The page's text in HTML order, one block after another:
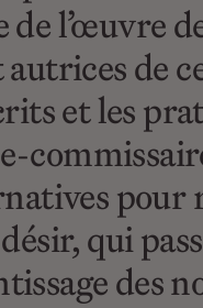
de l’œuvre
de
et les
pour
qui
des